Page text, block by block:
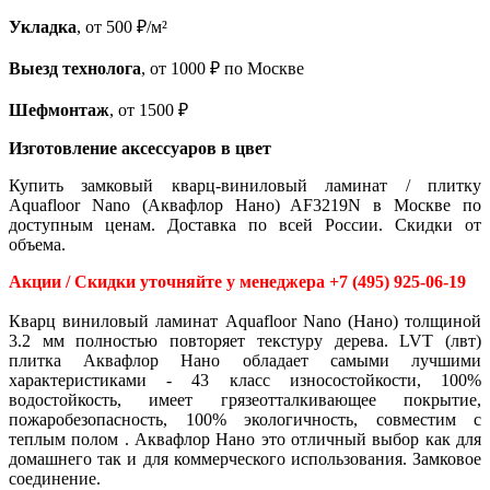
Укладка, от 500 ₽/м²
Выезд технолога, от 1000 ₽ по Москве
Шефмонтаж, от 1500 ₽
Изготовление аксессуаров в цвет
Купить замковый кварц-виниловый ламинат / плитку
Aquafloor Nano (Аквафлор Нано) AF3219N в Москве по
доступным ценам. Доставка по всей России. Скидки от
объема.
Акции / Скидки уточняйте у менеджера +7 (495) 925-06-19
Кварц виниловый ламинат Aquafloor Nano (Нано) толщиной
3.2 мм полностью повторяет текстуру дерева. LVT (лвт)
плитка Аквафлор Нано обладает самыми лучшими
характеристиками - 43 класс износостойкости, 100%
водостойкость, имеет грязеотталкивающее покрытие,
пожаробезопасность, 100% экологичность, совместим с
теплым полом . Аквафлор Нано это отличный выбор как для
домашнего так и для коммерческого использования. Замковое
соединение.